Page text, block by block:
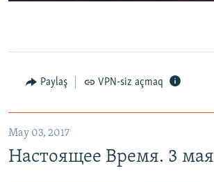
Paylaş VPN-siz açmaq
May 03, 2017
Настоящее Время. 3 мая